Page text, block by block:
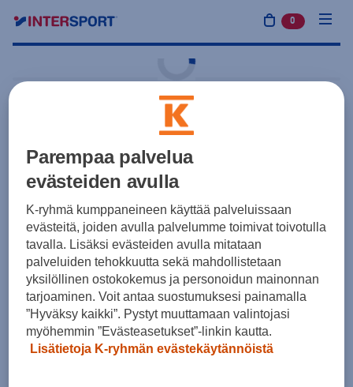
0 tuotetta
Tiro 23 League
Beanie
Yksilötilaus Joukkuetilaus
Koot
Parempaa palvelua
evästeiden avulla
K-ryhmä kumppaneineen käyttää palveluissaan
evästeitä, joiden avulla palvelumme toimivat toivotulla
tavalla. Lisäksi evästeiden avulla mitataan
palveluiden tehokkuutta sekä mahdollistetaan
yksilöllinen ostokokemus ja personoidun mainonnan
tarjoaminen. Voit antaa suostumuksesi painamalla
”Hyväksy kaikki”. Pystyt muuttamaan valintojasi
myöhemmin ”Evästeasetukset”-linkin kautta.
Lisätietoja K-ryhmän evästekäytännöistä